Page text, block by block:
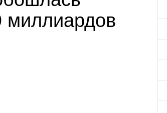
миллиардов